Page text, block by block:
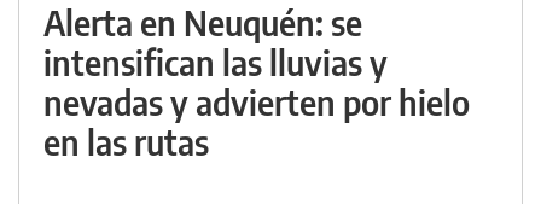
Alerta en Neuquén: se
intensifican las lluvias y
nevadas y advierten por hielo
en las rutas